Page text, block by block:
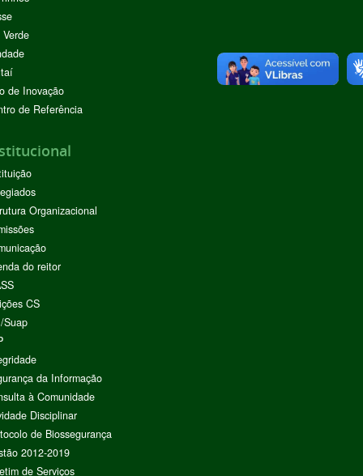
de Inovação
de Referência
Organizacional
do reitor
CS
Suap
da Informação
à Comunidade
Disciplinar
de Biossegurança
2012-2019
de Serviços